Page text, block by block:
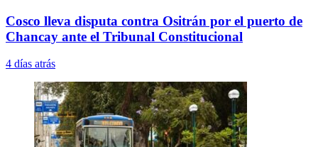
Cosco lleva disputa contra Ositrán por el puerto de
Chancay ante el Tribunal Constitucional
4 días atrás